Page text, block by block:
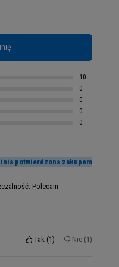
składa się z co
ilości laktozy.
procesu
proteiny ze
dostajesz
bez
trawiennych.
10
0
0
0
0
potwierdzona zakupem
Polecam
Tak 1 Nie 1